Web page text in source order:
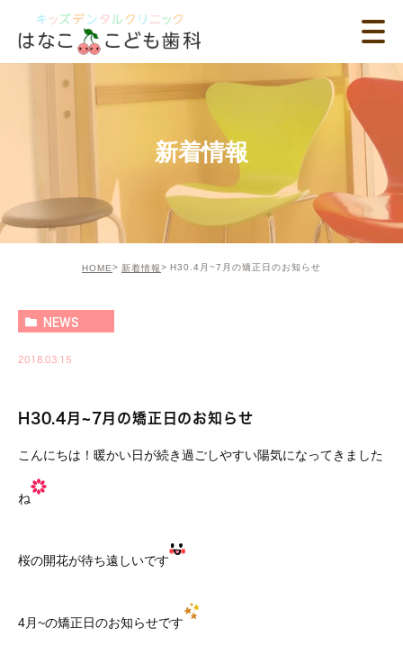
新着情報
HOME 新着情報 H30.4月~7月の矯正日のお知らせ
NEWS
2018.03.15
H30.4月~7月の矯正日のお知らせ
こんにちは！暖かい日が続き過ごしやすい陽気になってきました
ね
桜の開花が待ち遠しいです
4月~の矯正日のお知らせです